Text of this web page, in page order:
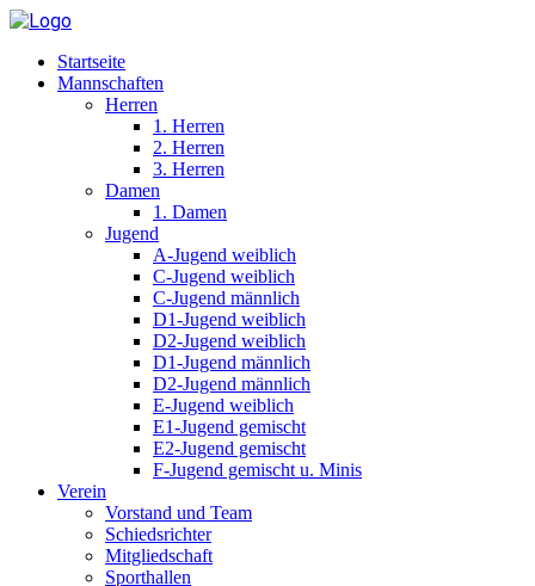
Startseite
Mannschaften
Herren
1. Herren
2. Herren
3. Herren
Damen
1. Damen
Jugend
A-Jugend weiblich
C-Jugend weiblich
C-Jugend männlich
D1-Jugend weiblich
D2-Jugend weiblich
D1-Jugend männlich
D2-Jugend männlich
E-Jugend weiblich
E1-Jugend gemischt
E2-Jugend gemischt
F-Jugend gemischt u. Minis
Verein
Vorstand und Team
Schiedsrichter
Mitgliedschaft
Sporthallen